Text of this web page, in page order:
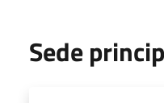
Sede